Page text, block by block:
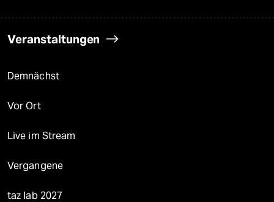
Veranstaltungen
Demnächst
Vor Ort
Live im Stream
Vergangene
taz lab 2027